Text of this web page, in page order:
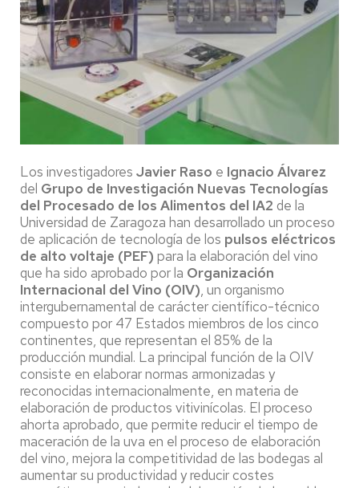
Los investigadores Javier Raso e Ignacio Álvarez
del Grupo de Investigación Nuevas Tecnologías
del Procesado de los Alimentos del IA2 de la
Universidad de Zaragoza han desarrollado un proceso
de aplicación de tecnología de los pulsos eléctricos
de alto voltaje (PEF) para la elaboración del vino
que ha sido aprobado por la Organización
Internacional del Vino (OIV), un organismo
intergubernamental de carácter científico-técnico
compuesto por 47 Estados miembros de los cinco
continentes, que representan el 85% de la
producción mundial. La principal función de la OIV
consiste en elaborar normas armonizadas y
reconocidas internacionalmente, en materia de
elaboración de productos vitivinícolas. El proceso
ahorta aprobado, que permite reducir el tiempo de
maceración de la uva en el proceso de elaboración
del vino, mejora la competitividad de las bodegas al
aumentar su productividad y reducir costes